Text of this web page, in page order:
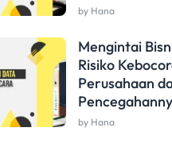
by Hana
Mengintai
Risiko
Perusahaan
by Hana